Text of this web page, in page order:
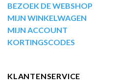
BEZOEK DE WEBSHOP
MIJN WINKELWAGEN
MIJN ACCOUNT
KORTINGSCODES
KLANTENSERVICE